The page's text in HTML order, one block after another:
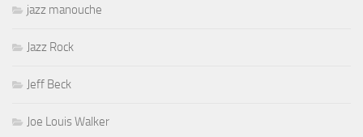
jazz manouche
Jazz Rock
Jeff Beck
Joe Louis Walker